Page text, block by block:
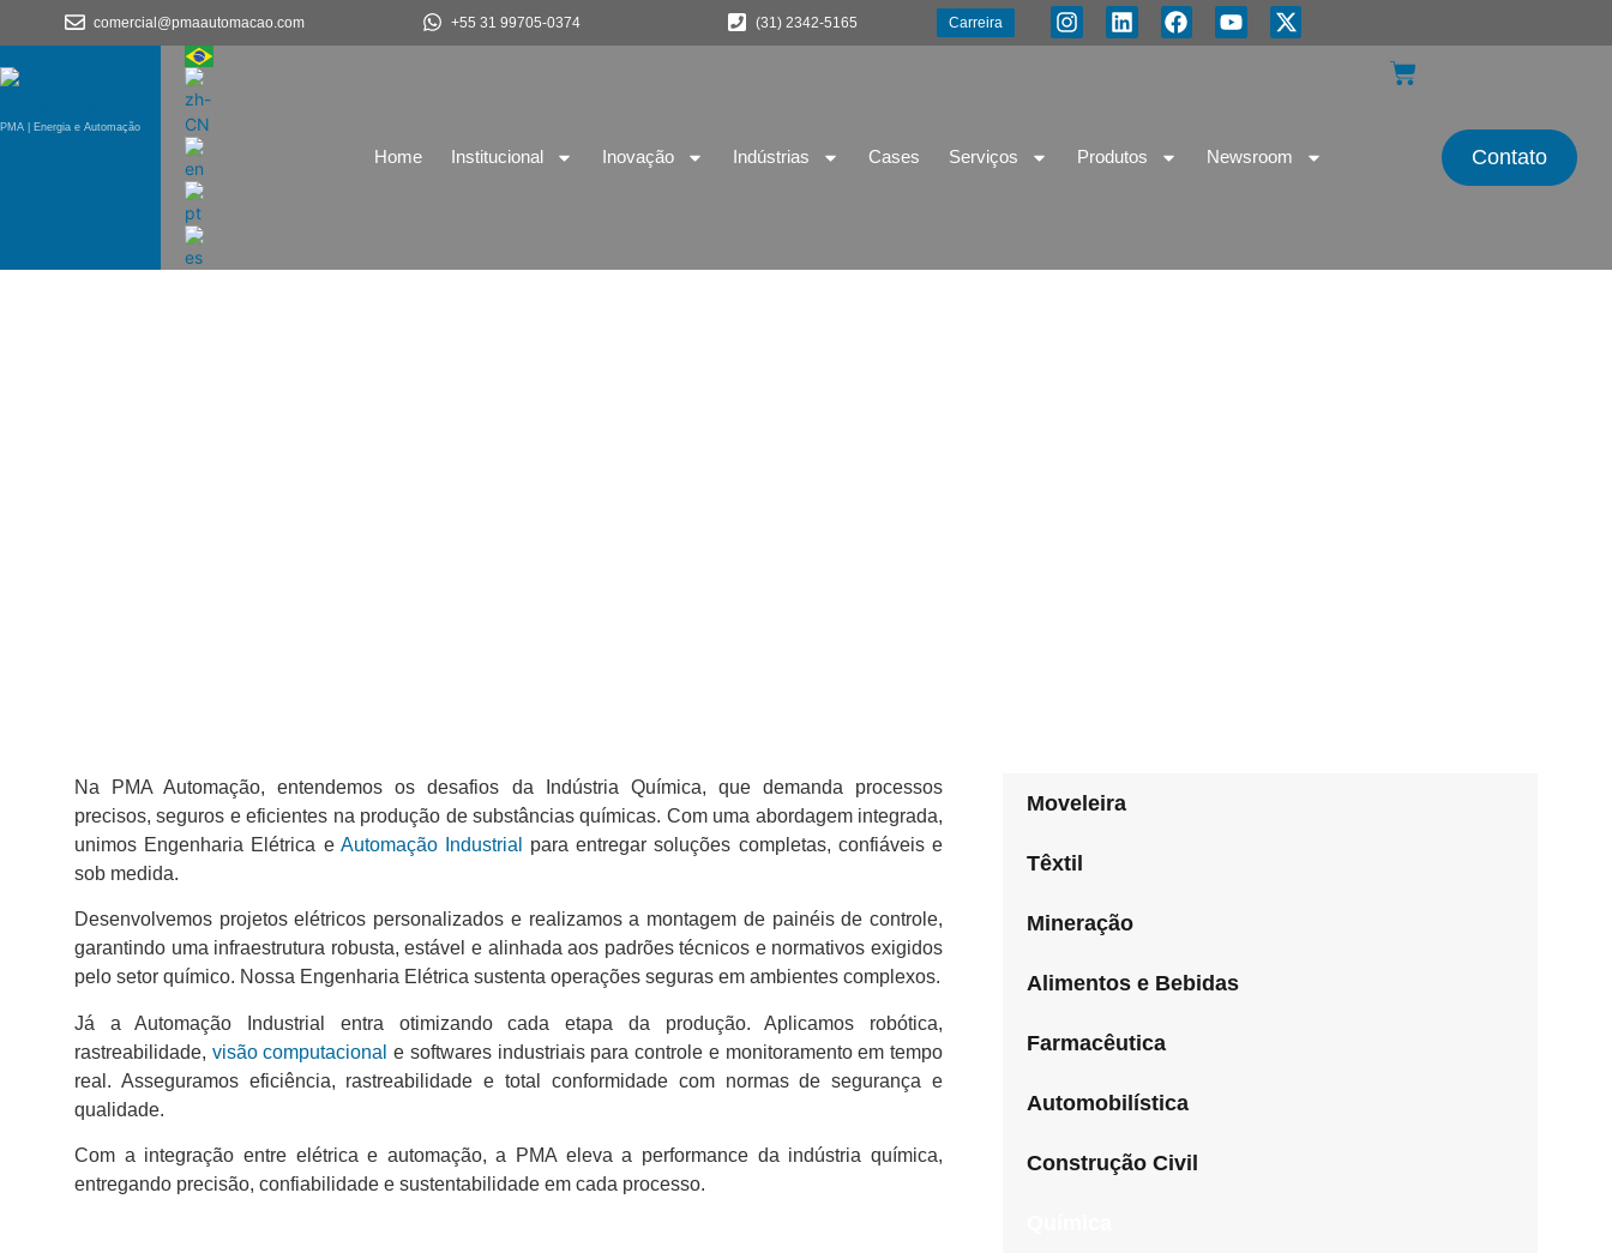
comercial@pmaautomacao.com +55 31 99705-0374 (31) 2342-5165 Carreira
PMA | Energia e Automação
Home Institucional Inovação Indústrias Cases Serviços Produtos Newsroom Contato
Na PMA Automação, entendemos os desafios da Indústria Química, que demanda processos
precisos, seguros e eficientes na produção de substâncias químicas. Com uma abordagem integrada,
unimos Engenharia Elétrica e Automação Industrial
para entregar soluções completas, confiáveis e
sob medida.
Desenvolvemos projetos elétricos personalizados e realizamos a montagem de painéis de controle,
garantindo uma infraestrutura robusta, estável e alinhada aos padrões técnicos e normativos exigidos
pelo setor químico. Nossa Engenharia Elétrica sustenta operações seguras em ambientes complexos.
Já a Automação Industrial entra otimizando cada etapa da produção. Aplicamos robótica,
rastreabilidade, visão computacional e softwares industriais para controle e monitoramento em tempo
real. Asseguramos eficiência, rastreabilidade e total conformidade com normas de segurança e
qualidade.
Com a integração entre elétrica e automação, a PMA eleva a performance da indústria química,
entregando precisão, confiabilidade e sustentabilidade em cada processo.
Moveleira
Têxtil
Mineração
Alimentos e Bebidas
Farmacêutica
Automobilística
Construção Civil